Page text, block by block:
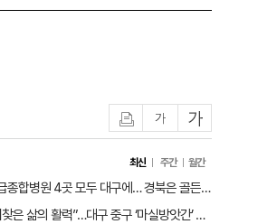
글자작게글자크게
최신 주간 월간
뇌졸중 전문 상급종합병원 4곳 모두 대구에… 경북은 골든타임 사각지대
“참기름 짜며 되찾은 삶의 활력”…대구 중구 ‘마실방앗간’ 어르신들의 인생 2막